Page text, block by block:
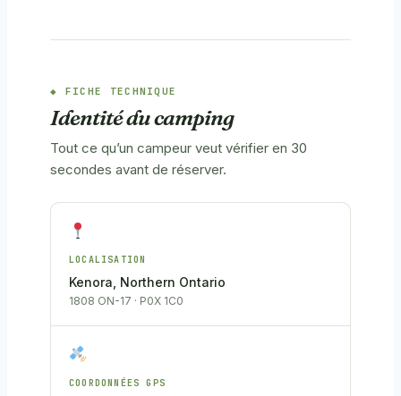
FICHE TECHNIQUE
Identité du camping
Tout ce qu’un campeur veut vérifier en 30
secondes avant de réserver.
LOCALISATION
Kenora, Northern Ontario
1808 ON-17 · P0X 1C0
COORDONNÉES GPS